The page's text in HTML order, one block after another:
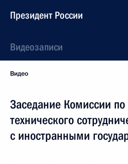
Президент России
Видеозаписи
Видео
Заседание Комиссии
технического
с иностранными